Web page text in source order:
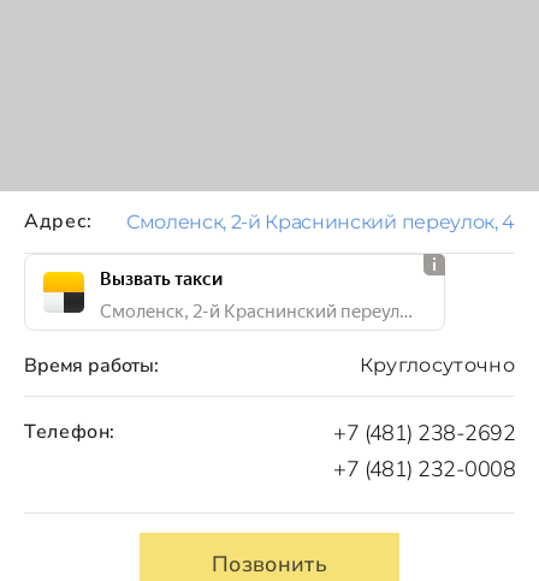
Время работы: Круглосуточно
Телефон:
+7 (481) 238-2692
+7 (481) 232-0008
Позвонить
Адрес: Смоленск, 2-й Краснинский переулок, 4
Вызвать такси
Смоленск, 2-й Краснинский переулок, 4